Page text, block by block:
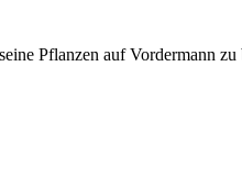
Pflanzen auf Vordermann